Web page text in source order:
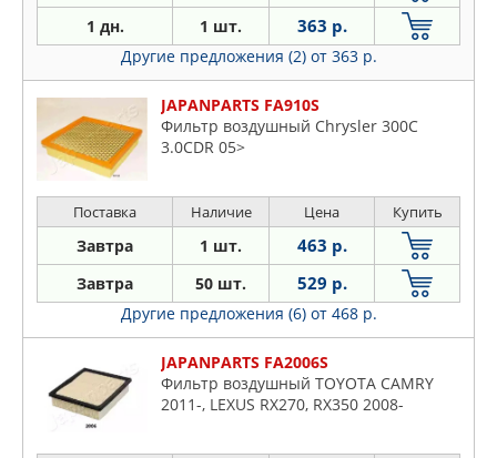
1 дн. 1 шт. 363 р.
Другие предложения (2) от 363 р.
JAPANPARTS FA910S
Фильтр воздушный Chrysler 300C
3.0CDR 05>
Поставка Наличие Цена Купить
Завтра 1 шт. 463 р.
Завтра 50 шт. 529 р.
Другие предложения (6) от 468 р.
JAPANPARTS FA2006S
Фильтр воздушный TOYOTA CAMRY
2011-, LEXUS RX270, RX350 2008-